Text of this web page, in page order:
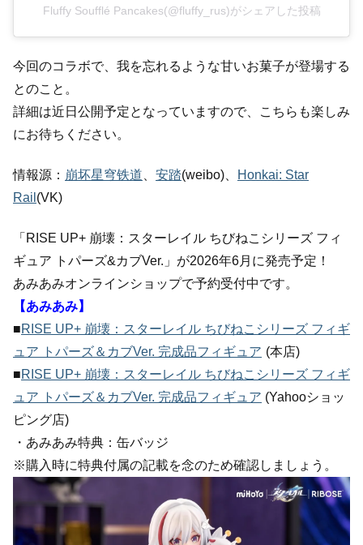
Fluffy Soufflé Pancakes(@fluffy_rus)がシェアした投稿
今回のコラボで、我を忘れるような甘いお菓子が登場する
とのこと。
詳細は近日公開予定となっていますので、こちらも楽しみ
にお待ちください。
情報源： 崩坏星穹铁道 安踏(weibo)、
Honkai: Star
Rail (VK)
「RISE UP+ 崩壊：スターレイル ちびねこシリーズ フィ
ギュア トパーズ&カブVer.」が2026年6月に発売予定！
あみあみオンラインショップで予約受付中です。
【あみあみ】
■RISE UP+ 崩壊：スターレイル ちびねこシリーズ フィギ
ュア トパーズ＆カブVer. 完成品フィギュア (本店)
■RISE UP+ 崩壊：スターレイル ちびねこシリーズ フィギ
ュア トパーズ＆カブVer. 完成品フィギュア (Yahooショッ
ピング店)
・あみあみ特典：缶バッジ
※購入時に特典付属の記載を念のため確認しましょう。